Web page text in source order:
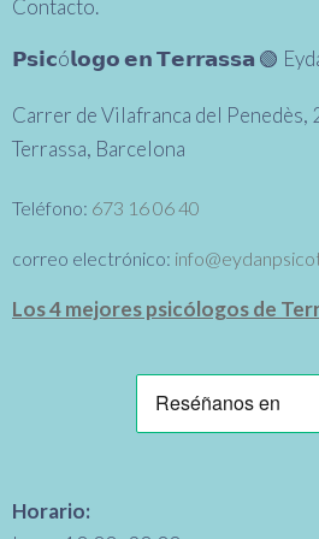
Contacto.
𝗣𝘀𝗶𝗰ó𝗹𝗼𝗴𝗼 𝗲𝗻 𝗧𝗲𝗿𝗿𝗮𝘀𝘀𝗮 🟢
Carrer de Vilafranca del Penedès,
Terrassa, Barcelona
Teléfono: 673 16 06 40
correo electrónico:
Los 4 mejores psicólogos de
Horario: